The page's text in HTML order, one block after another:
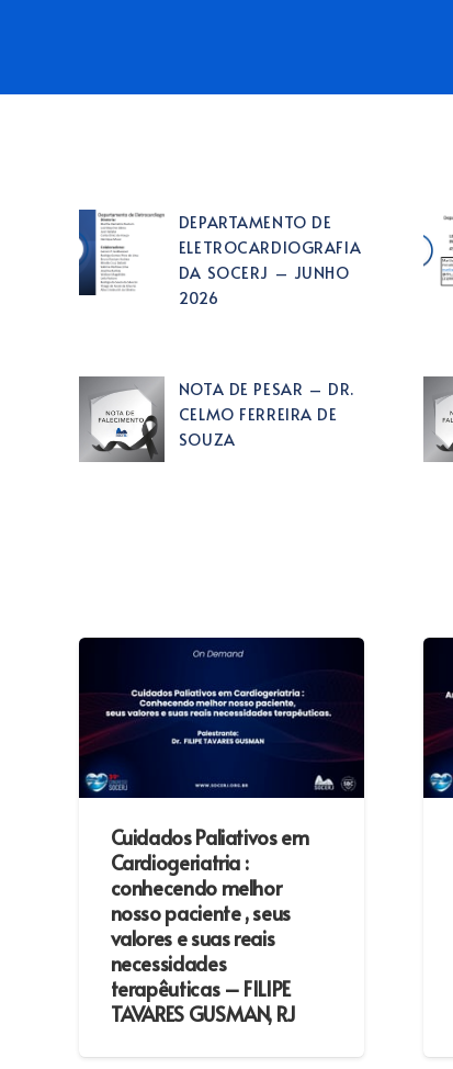
DEPARTAMENTO DE
ELETROCARDIOGRAFIA
DA SOCERJ – JUNHO
2026
NOTA DE PESAR – DR.
CELMO FERREIRA DE
SOUZA
Cuidados Paliativos em
Cardiogeriatria :
conhecendo melhor
nosso paciente , seus
valores e suas reais
necessidades
terapêuticas – FILIPE
TAVARES GUSMAN, RJ